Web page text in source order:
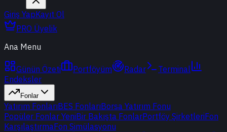
Giriş YapKayıt Ol
PRO Üyelik
Ana Menu
Günün Özeti Portföyüm Radar
Terminal
Endeksler
Fonlar
Yatırım FonlarıBES FonlarıBorsa Yatırım Fonu
Popüler Fonlar YeniBir Bakışta FonlarPortföy ŞirketleriFon
KarşılaştırmaFon Simülasyonu